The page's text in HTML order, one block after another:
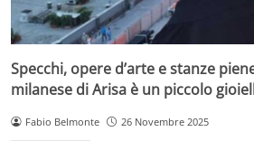
Specchi, opere d’arte e stanze
milanese di Arisa è un piccolo
Fabio Belmonte 26 Novembre 2025